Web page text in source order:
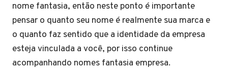
nome fantasia, então neste ponto é importante
pensar o quanto seu nome é realmente sua marca e
o quanto faz sentido que a identidade da empresa
esteja vinculada a você, por isso continue
acompanhando nomes fantasia empresa.